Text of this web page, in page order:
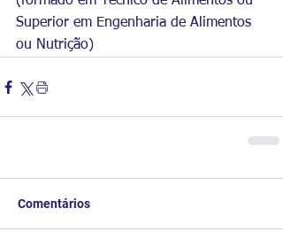
Superior em Engenharia de Alimentos
ou Nutrição)
Comentários